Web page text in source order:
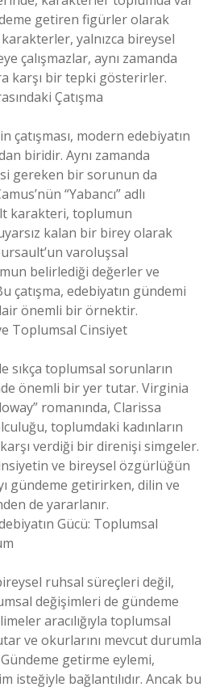
getiren figürler olarak
karakterler, yalnızca bireysel
çalışmazlar, aynı zamanda
karşı bir tepki gösterirler.
Çatışma
çatışması, modern edebiyatın
biridir. Aynı zamanda
gereken bir sorunun da
“Yabancı” adlı
karakteri, toplumun
kalan bir birey olarak
varoluşsal
belirlediği değerler ve
çatışma, edebiyatın gündemi
önemli bir örnektir.
Toplumsal Cinsiyet
sıkça toplumsal sorunların
önemli bir yer tutar. Virginia
romanında, Clarissa
toplumdaki kadınların
verdiği bir direnişi simgeler.
ve bireysel özgürlüğün
gündeme getirirken, dilin ve
de yararlanır.
Gücü: Toplumsal
ruhsal süreçleri değil,
değişimleri de gündeme
aracılığıyla toplumsal
ve okurlarını mevcut durumla
getirme eylemi,
isteğiyle bağlantılıdır. Ancak bu